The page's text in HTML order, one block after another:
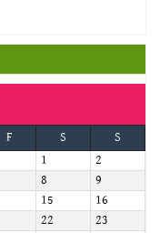
F S
S
1
2
8
9
15
16
22
23